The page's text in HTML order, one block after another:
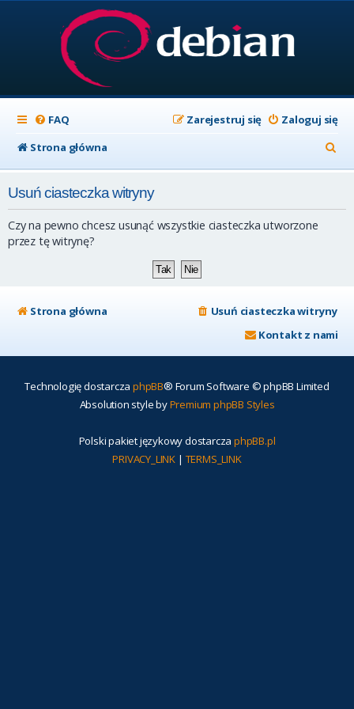
FAQ Zaloguj się
Zarejestruj się
Strona główna
z
Usuń ciasteczka witryny
Czy na pewno chcesz usunąć wszystkie ciasteczka utworzone
przez tę witrynę?
Strona główna
Usuń ciasteczka witryny
Kontakt z nami
Technologię dostarcza phpBB® Forum Software © phpBB Limited
Absolution style byPremium phpBB Styles
Polski pakiet językowy dostarcza phpBB.pl
PRIVACY_LINK | TERMS_LINK